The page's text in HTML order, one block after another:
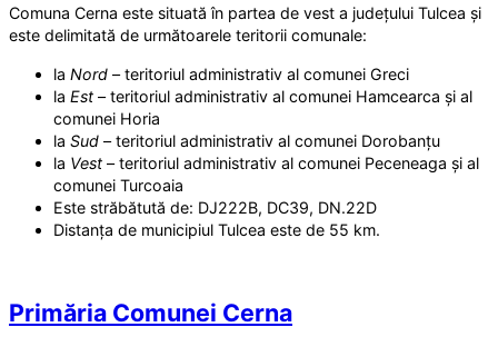
Comuna Cerna este situată în partea de vest a județului Tulcea și
este delimitată de următoarele teritorii comunale:
la Nord – teritoriul administrativ al comunei Greci
la Est – teritoriul administrativ al comunei Hamcearca și al
comunei Horia
la Sud – teritoriul administrativ al comunei Dorobanțu
la Vest – teritoriul administrativ al comunei Peceneaga și al
comunei Turcoaia
Este străbătută de: DJ222B, DC39, DN.22D
Distanța de municipiul Tulcea este de 55 km.
Primăria Comunei Cerna